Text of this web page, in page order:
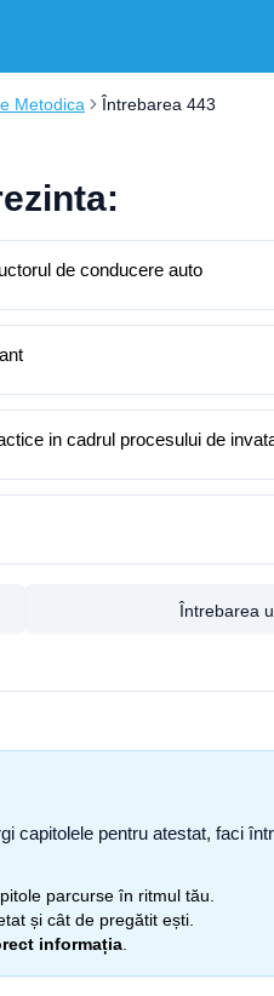
Metodica Întrebarea 443
de conducere auto
in cadrul procesului de
Întrebarea
capitolele pentru atestat, faci
parcurse în ritmul tău.
și cât de pregătit ești.
informația